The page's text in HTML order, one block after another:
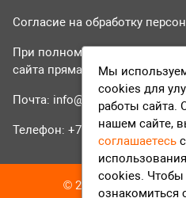
Согласие на обработку
При полном или частичном
сайта прямая гиперссылка на
Почта: info@tvr24.tv
Телефон: +7 (496) 551-04-95
© 2016-2023 ТВР24
Мы
cookies для
работы сайта.
нашем сайте,
соглашаетесь
cookies. Чтобы
ознакомиться